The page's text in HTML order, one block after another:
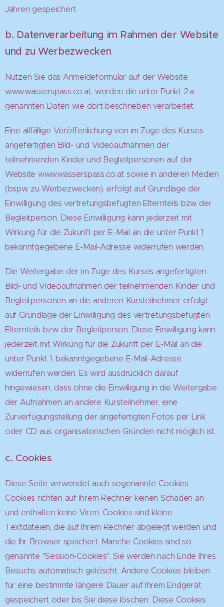
Jahren gespeichert.
b. Datenverarbeitung im Rahmen der Website
und zu Werbezwecken
Nutzen Sie das Anmeldeformular auf der Website
www.wasserspass.co.at, werden die unter Punkt 2.a.
genannten Daten wie dort beschrieben verarbeitet.
Eine allfällige Veröffenlichung von im Zuge des Kurses
angefertigten Bild- und Videoaufnahmen der
teilnehmenden Kinder und Begleitpersonen auf der
Website www.wasserspass.co.at sowie in anderen Medien
(bspw. zu Werbezwecken), erfolgt auf Grundlage der
Einwilligung des vertretungsbefugten Elternteils bzw. der
Begleitperson. Diese Einwilligung kann jederzeit mit
Wirkung für die Zukunft per E-Mail an die unter Punkt 1.
bekanntgegebene E-Mail-Adresse widerrufen werden.
Die Weitergabe der im Zuge des Kurses angefertigten
Bild- und Videoaufnahmen der teilnehmenden Kinder und
Begleitpersonen an die anderen Kursteilnehmer erfolgt
auf Grundlage der Einwilligung des vertretungsbefugten
Elternteils bzw. der Begleitperson. Diese Einwilligung kann
jederzeit mit Wirkung für die Zukunft per E-Mail an die
unter Punkt 1. bekanntgegebene E-Mail-Adresse
widerrufen werden. Es wird ausdrücklich darauf
hingewiesen, dass ohne die Einwilligung in die Weitergabe
der Aufnahmen an andere Kursteilnehmer, eine
Zurverfügungstellung der angefertigten Fotos per Link
oder CD aus organisatorischen Gründen nicht möglich ist.
c. Cookies
Diese Seite verwendet auch sogenannte Cookies.
Cookies richten auf Ihrem Rechner keinen Schaden an
und enthalten keine Viren. Cookies sind kleine
Textdateien, die auf Ihrem Rechner abgelegt werden und
die Ihr Browser speichert. Manche Cookies sind so
genannte "Session-Cookies". Sie werden nach Ende Ihres
Besuchs automatisch gelöscht. Andere Cookies bleiben
für eine bestimmte längere Dauer auf Ihrem Endgerät
gespeichert oder bis Sie diese löschen. Diese Cookies